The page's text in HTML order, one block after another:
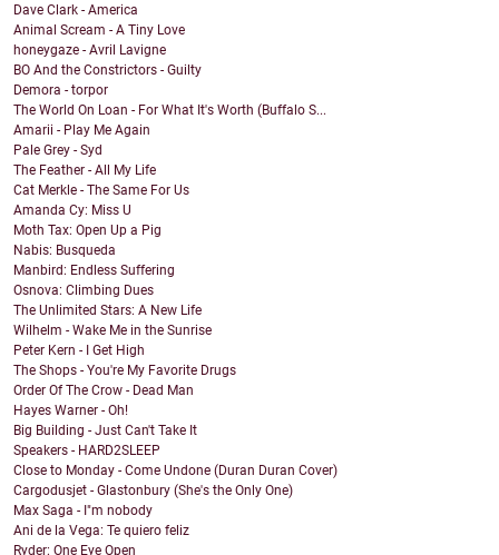
Dave Clark - America
Animal Scream - A Tiny Love
honeygaze - Avril Lavigne
BO And the Constrictors - Guilty
Demora - torpor
The World On Loan - For What It's Worth (Buffalo S...
Amarii - Play Me Again
Pale Grey - Syd
The Feather - All My Life
Cat Merkle - The Same For Us
Amanda Cy: Miss U
Moth Tax: Open Up a Pig
Nabis: Busqueda
Manbird: Endless Suffering
Osnova: Climbing Dues
The Unlimited Stars: A New Life
Wilhelm - Wake Me in the Sunrise
Peter Kern - I Get High
The Shops - You're My Favorite Drugs
Order Of The Crow - Dead Man
Hayes Warner - Oh!
Big Building - Just Can't Take It
Speakers - HARD2SLEEP
Close to Monday - Come Undone (Duran Duran Cover)
Cargodusjet - Glastonbury (She's the Only One)
Max Saga - I"m nobody
Ani de la Vega: Te quiero feliz
Ryder: One Eye Open